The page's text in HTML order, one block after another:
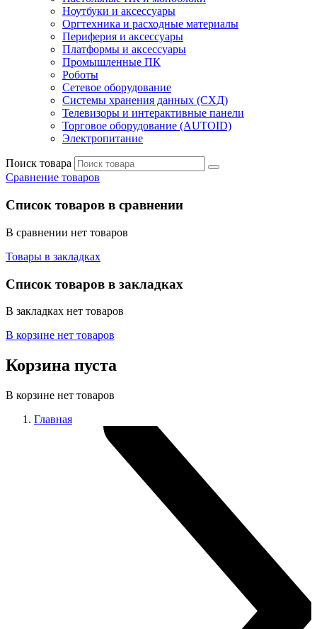
Ноутбуки и аксессуары
Оргтехника и расходные материалы
Периферия и аксессуары
Платформы и аксессуары
Промышленные ПК
Роботы
Сетевое оборудование
Системы хранения данных (СХД)
Телевизоры и интерактивные панели
Торговое оборудование (AUTOID)
Электропитание
Поиск товара
Сравнение товаров
Список товаров в сравнении
В сравнении нет товаров
Товары в закладках
Список товаров в закладках
В закладках нет товаров
В корзине нет товаров
Корзина пуста
В корзине нет товаров
Главная